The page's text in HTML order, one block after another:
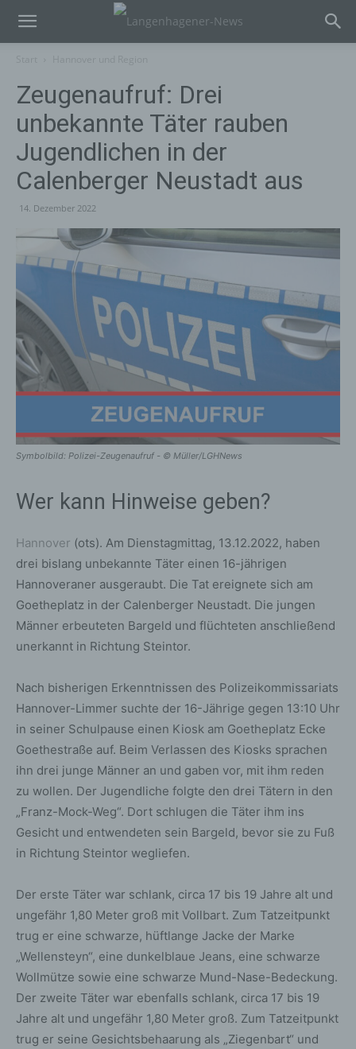
Zeugenaufruf: Drei
unbekannte Täter rauben
Jugendlichen in der
Calenberger Neustadt aus
14. Dezember 2022
Symbolbild: Polizei-Zeugenaufruf - © Müller/LGHNews
Wer kann Hinweise geben?
Hannover (ots). Am Dienstagmittag, 13.12.2022, haben
drei bislang unbekannte Täter einen 16-jährigen
Hannoveraner ausgeraubt. Die Tat ereignete sich am
Goetheplatz in der Calenberger Neustadt. Die jungen
Männer erbeuteten Bargeld und flüchteten anschließend
unerkannt in Richtung Steintor.
Nach bisherigen Erkenntnissen des Polizeikommissariats
Hannover-Limmer suchte der 16-Jährige gegen 13:10 Uhr
in seiner Schulpause einen Kiosk am Goetheplatz Ecke
Goethestraße auf. Beim Verlassen des Kiosks sprachen
ihn drei junge Männer an und gaben vor, mit ihm reden
zu wollen. Der Jugendliche folgte den drei Tätern in den
„Franz-Mock-Weg“. Dort schlugen die Täter ihm ins
Gesicht und entwendeten sein Bargeld, bevor sie zu Fuß
in Richtung Steintor wegliefen.
Der erste Täter war schlank, circa 17 bis 19 Jahre alt und
ungefähr 1,80 Meter groß mit Vollbart. Zum Tatzeitpunkt
trug er eine schwarze, hüftlange Jacke der Marke
„Wellensteyn“, eine dunkelblaue Jeans, eine schwarze
Wollmütze sowie eine schwarze Mund-Nase-Bedeckung.
Der zweite Täter war ebenfalls schlank, circa 17 bis 19
Jahre alt und ungefähr 1,80 Meter groß. Zum Tatzeitpunkt
trug er seine Gesichtsbehaarung als „Ziegenbart“ und